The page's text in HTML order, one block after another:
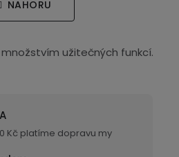
á
a
v
á
NAHORU
užitečných funkcí.
Kč platíme dopravu my